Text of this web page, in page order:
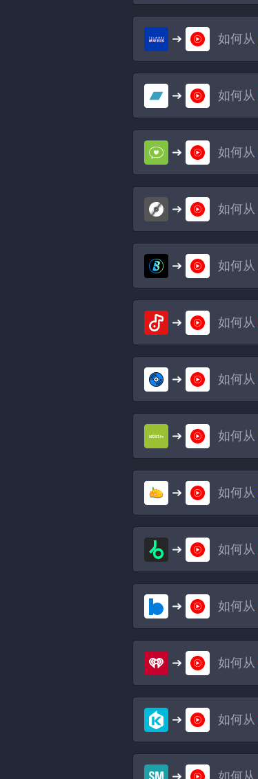
如何从
如何从
如何从
如何从
如何从
如何从
如何从
如何从
如何从
如何从
如何从
如何从
如何从
如何从